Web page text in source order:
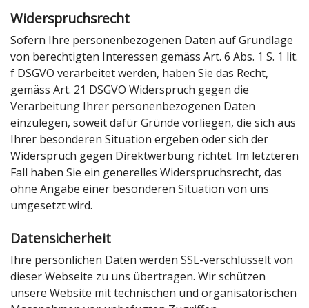
Widerspruchsrecht
Sofern Ihre personenbezogenen Daten auf Grundlage
von berechtigten Interessen gemäss Art. 6 Abs. 1 S. 1 lit.
f DSGVO verarbeitet werden, haben Sie das Recht,
gemäss Art. 21 DSGVO Widerspruch gegen die
Verarbeitung Ihrer personenbezogenen Daten
einzulegen, soweit dafür Gründe vorliegen, die sich aus
Ihrer besonderen Situation ergeben oder sich der
Widerspruch gegen Direktwerbung richtet. Im letzteren
Fall haben Sie ein generelles Widerspruchsrecht, das
ohne Angabe einer besonderen Situation von uns
umgesetzt wird.
Datensicherheit
Ihre persönlichen Daten werden SSL-verschlüsselt von
dieser Webseite zu uns übertragen. Wir schützen
unsere Website mit technischen und organisatorischen